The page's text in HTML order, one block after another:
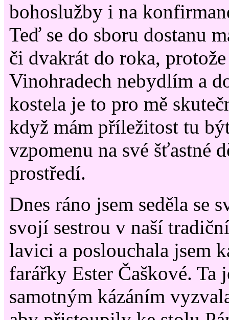
bohoslužby i na
Teď se do sboru dostanu
či dvakrát do roka,
Vinohradech nebydlím a
kostela je to pro mě
když mám příležitost tu
vzpomenu na své šťastné
prostředí.
Dnes ráno jsem seděla se
svojí sestrou v naší
lavici a poslouchala jsem
farářky Ester Čaškové. Ta
samotným kázáním